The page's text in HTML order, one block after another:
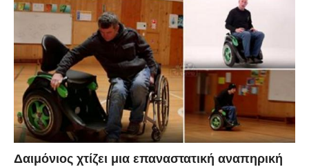
Δαιμόνιος χτίζει μια επαναστατική αναπηρική